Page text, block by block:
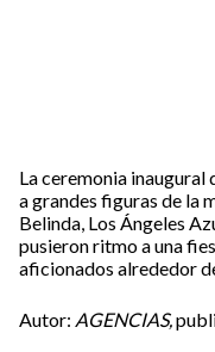
La ceremonia
a grandes figuras de la
Belinda, Los Ángeles
pusieron ritmo a una
aficionados alrededor
Autor: AGENCIAS,